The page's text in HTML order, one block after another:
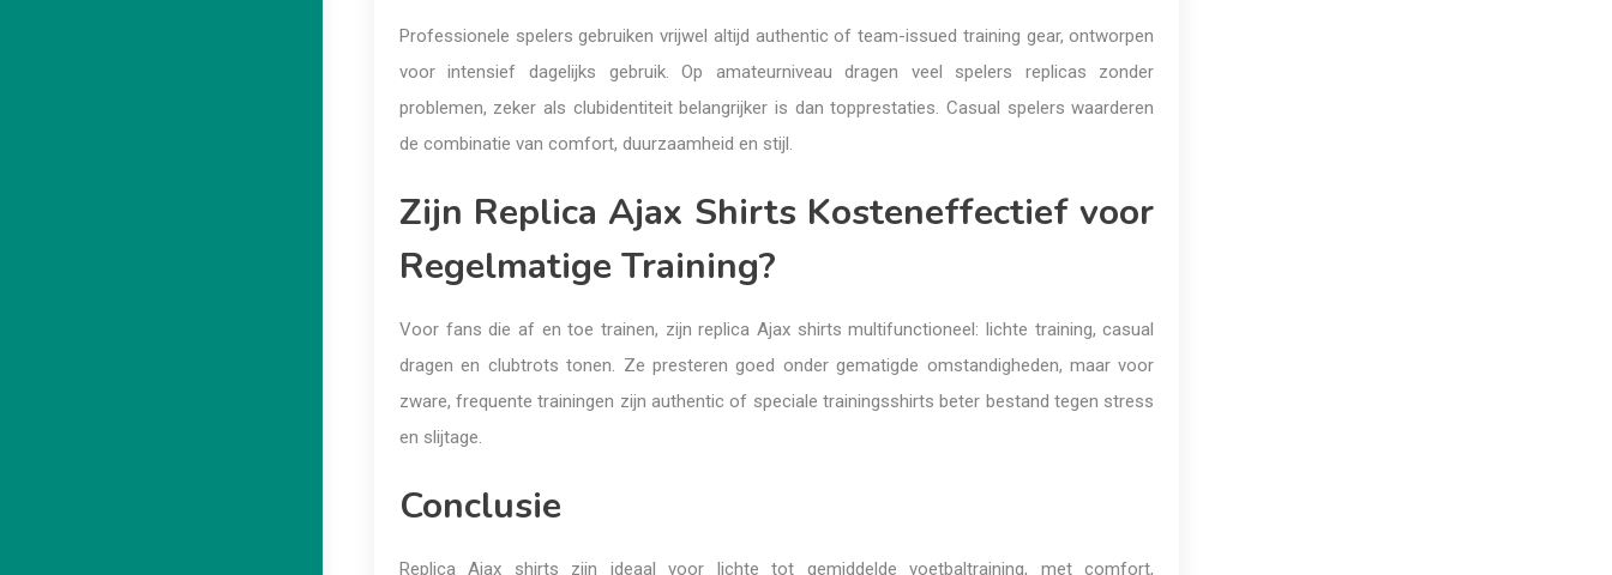
Professionele spelers gebruiken vrijwel altijd authentic of team-issued training gear, ontworpen
voor intensief dagelijks gebruik. Op amateurniveau dragen veel spelers replicas zonder
problemen, zeker als clubidentiteit belangrijker is dan topprestaties. Casual spelers waarderen
de combinatie van comfort, duurzaamheid en stijl.
Zijn Replica Ajax Shirts Kosteneffectief voor
Regelmatige Training?
Voor fans die af en toe trainen, zijn replica Ajax shirts multifunctioneel: lichte training, casual
dragen en clubtrots tonen. Ze presteren goed onder gematigde omstandigheden, maar voor
zware, frequente trainingen zijn authentic of speciale trainingsshirts beter bestand tegen stress
en slijtage.
Conclusie
Replica Ajax shirts zijn ideaal voor lichte tot gemiddelde voetbaltraining, met comfort,